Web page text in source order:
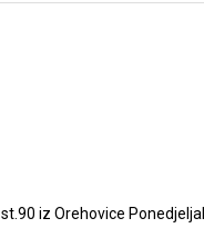
st.90 iz Orehovice